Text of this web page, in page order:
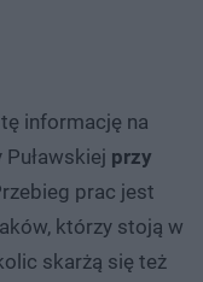
informację na
przy
prac jest
którzy stoją w
skarżą się też